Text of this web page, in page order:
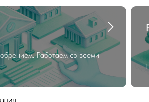
Работаем со всеми